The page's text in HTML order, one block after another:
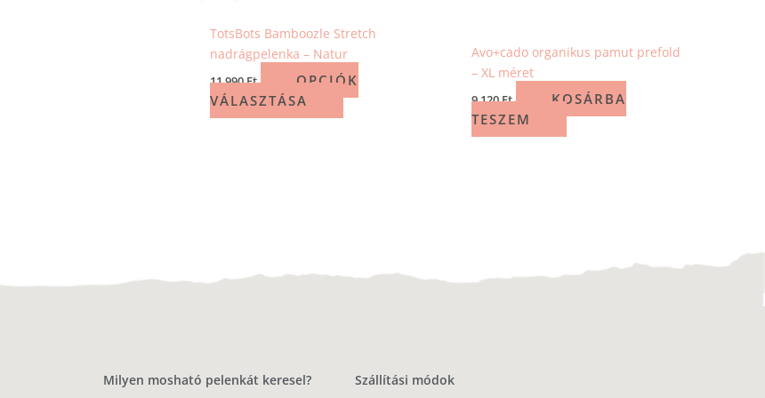
TotsBots Bamboozle Stretch
nadrágpelenka – Natur
11 990Ft
OPCIÓK
VÁLASZTÁSA
Avo+cado organikus pamut prefold
– XL méret
9 120Ft
KOSÁRBA
TESZEM
Milyen mosható pelenkát keresel? Szállítási módok